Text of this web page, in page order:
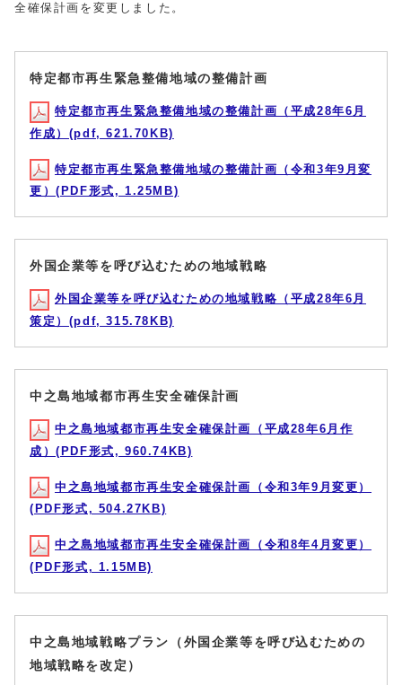
全確保計画を変更しました。
特定都市再生緊急整備地域の整備計画
特定都市再生緊急整備地域の整備計画（平成28年6月
作成）(pdf, 621.70KB)
特定都市再生緊急整備地域の整備計画（令和3年9月変
更）(PDF形式, 1.25MB)
外国企業等を呼び込むための地域戦略
外国企業等を呼び込むための地域戦略（平成28年6月
策定）(pdf, 315.78KB)
中之島地域都市再生安全確保計画
中之島地域都市再生安全確保計画（平成28年6月作
成）(PDF形式, 960.74KB)
中之島地域都市再生安全確保計画（令和3年9月変更）
(PDF形式, 504.27KB)
中之島地域都市再生安全確保計画（令和8年4月変更）
(PDF形式, 1.15MB)
中之島地域戦略プラン（外国企業等を呼び込むための
地域戦略を改定）